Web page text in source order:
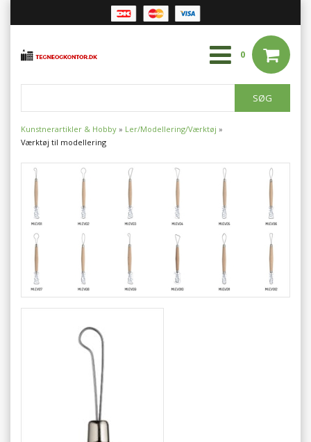
0
Kunstnerartikler & Hobby » Ler/Modellering/Værktøj »
Værktøj til modellering